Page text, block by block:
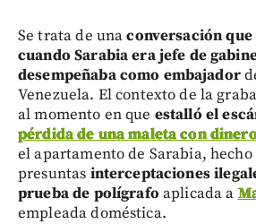
Se trata de unaconversación que
cuando Sarabia era jefe de
desempeñaba como embajador
Venezuela. El contexto de la
al momento en que estalló el
pérdida de una maleta con
el apartamento de Sarabia,
presuntas interceptaciones
prueba de polígrafo aplicada a
empleada doméstica.